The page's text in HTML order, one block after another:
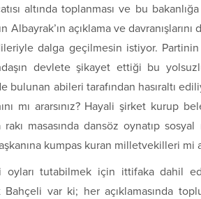
altında toplanması ve bu
açıklama ve davranışlarını
dalga geçilmesin istiyor. Partinin
devlete şikayet ettiği bu
bulunan abileri tarafından hasıraltı
mı ararsınız? Hayali şirket kurup
rakı masasında dansöz oynatıp
kumpas kuran milletvekilleri mi
tutabilmek için ittifaka dahil
Bahçeli var ki; her açıklamasında